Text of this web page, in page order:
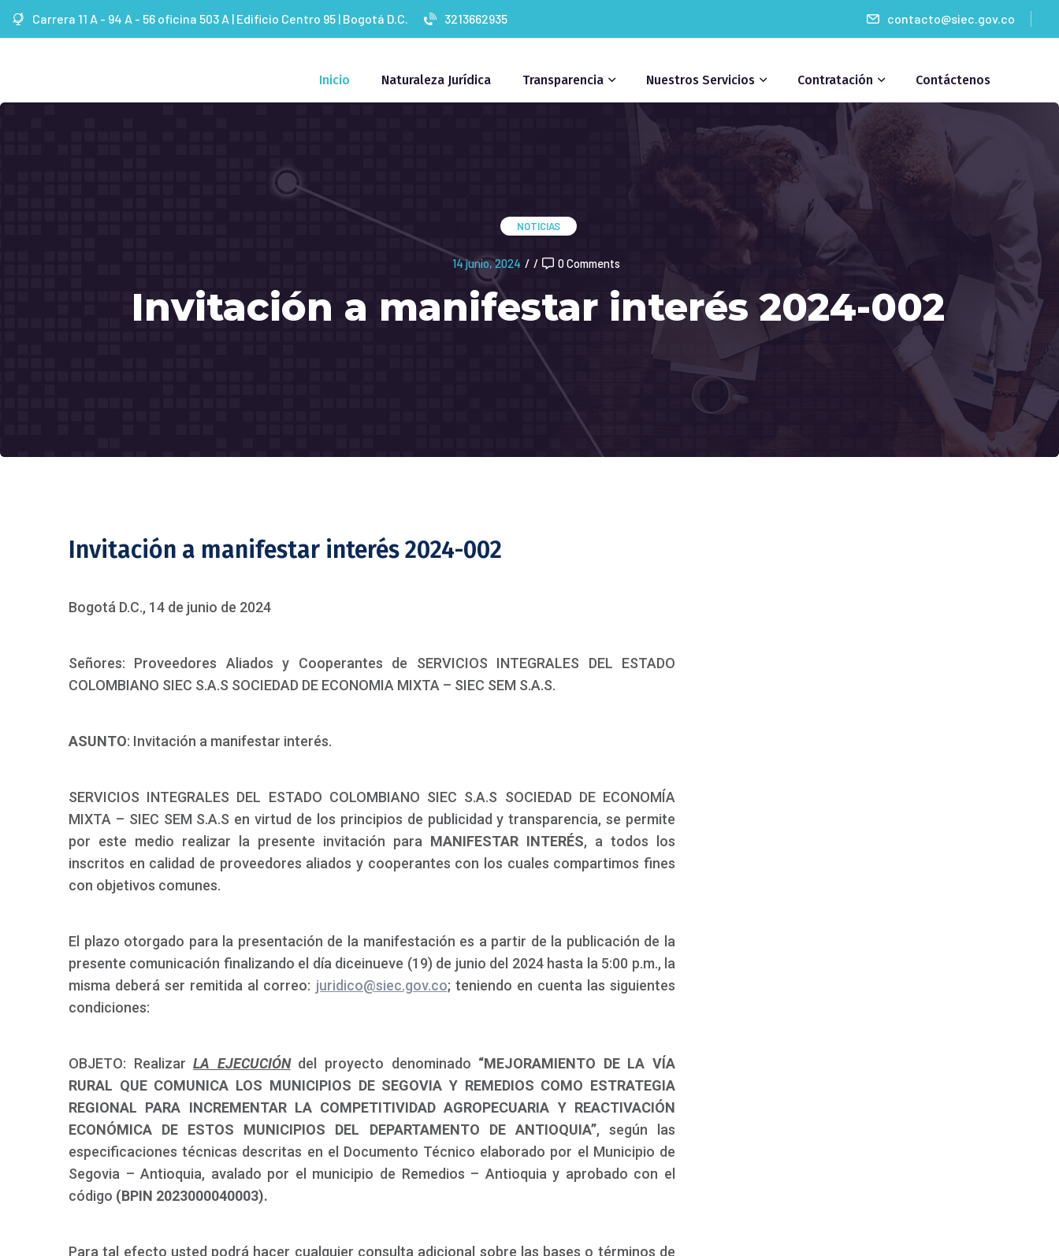
Carrera 11 A - 94 A - 56 oficina 503 A | Edificio Centro 95 | Bogotá D.C. 3213662935 contacto@siec.gov.co
Inicio Naturaleza Jurídica Transparencia Nuestros Servicios Contratación Contáctenos
NOTICIAS
14 junio, 2024 / / 0 Comments
Invitación a manifestar interés 2024-002
Invitación a manifestar interés 2024-002
Bogotá D.C., 14 de junio de 2024
Señores: Proveedores Aliados y Cooperantes de SERVICIOS INTEGRALES DEL ESTADO
COLOMBIANO SIEC S.A.S SOCIEDAD DE ECONOMIA MIXTA – SIEC SEM S.A.S.
ASUNTO: Invitación a manifestar interés.
SERVICIOS INTEGRALES DEL ESTADO COLOMBIANO SIEC S.A.S SOCIEDAD DE ECONOMÍA
MIXTA – SIEC SEM S.A.S en virtud de los principios de publicidad y transparencia, se permite
por este medio realizar la presente invitación para MANIFESTAR INTERÉS, a todos los
inscritos en calidad de proveedores aliados y cooperantes con los cuales compartimos fines
con objetivos comunes.
El plazo otorgado para la presentación de la manifestación es a partir de la publicación de la
presente comunicación finalizando el día diceinueve (19) de junio del 2024 hasta la 5:00 p.m., la
misma deberá ser remitida al correo: juridico@siec.gov.co; teniendo en cuenta las siguientes
condiciones:
OBJETO: RealizarLA EJECUCIÓN del proyecto denominado “MEJORAMIENTO DE LA VÍA
RURAL QUE COMUNICA LOS MUNICIPIOS DE SEGOVIA Y REMEDIOS COMO ESTRATEGIA
REGIONAL PARA INCREMENTAR LA COMPETITIVIDAD AGROPECUARIA Y REACTIVACIÓN
ECONÓMICA DE ESTOS MUNICIPIOS DEL DEPARTAMENTO DE ANTIOQUIA”, según las
especificaciones técnicas descritas en el Documento Técnico elaborado por el Municipio de
Segovia – Antioquia, avalado por el municipio de Remedios – Antioquia y aprobado con el
código (BPIN 2023000040003).
Para tal efecto usted podrá hacer cualquier consulta adicional sobre las bases o términos de